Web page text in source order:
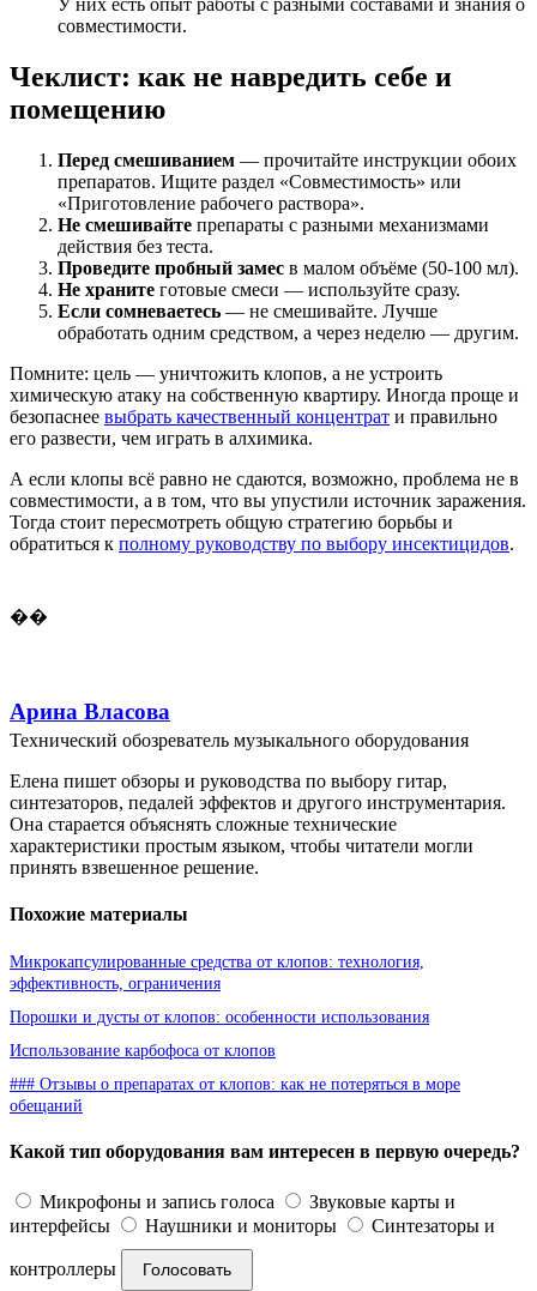
совместимости.
Чеклист: как не навредить себе и
помещению
Перед смешиванием — прочитайте инструкции обоих
препаратов. Ищите раздел «Совместимость» или
«Приготовление рабочего раствора».
Не смешивайте препараты с разными механизмами
действия без теста.
Проведите пробный замес в малом объёме (50-100 мл).
Не храните готовые смеси — используйте сразу.
Если сомневаетесь — не смешивайте. Лучше
обработать одним средством, а через неделю — другим.
Помните: цель — уничтожить клопов, а не устроить
химическую атаку на собственную квартиру. Иногда проще и
безопаснее выбрать качественный концентрат и правильно
его развести, чем играть в алхимика.
А если клопы всё равно не сдаются, возможно, проблема не в
совместимости, а в том, что вы упустили источник заражения.
Тогда стоит пересмотреть общую стратегию борьбы и
обратиться к полному руководству по выбору инсектицидов.
��
Арина Власова
Технический обозреватель музыкального оборудования
Елена пишет обзоры и руководства по выбору гитар,
синтезаторов, педалей эффектов и другого инструментария.
Она старается объяснять сложные технические
характеристики простым языком, чтобы читатели могли
принять взвешенное решение.
Похожие материалы
Микрокапсулированные средства от клопов: технология,
эффективность, ограничения
Порошки и дусты от клопов: особенности использования
Использование карбофоса от клопов
### Отзывы о препаратах от клопов: как не потеряться в море
обещаний
Какой тип оборудования вам интересен в первую очередь?
Микрофоны и запись голоса
Звуковые карты и
интерфейсы
Наушники и мониторы Синтезаторы и
контроллеры Голосовать